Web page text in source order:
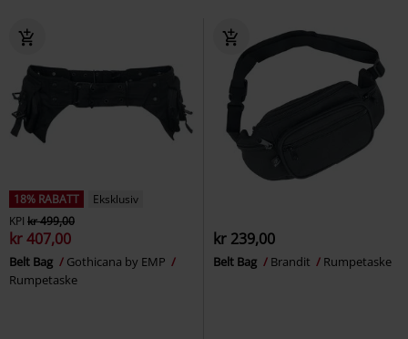
18% RABATT
Eksklusiv
KPI kr 499,00
kr 407,00
Belt Bag
Gothicana by EMP
Rumpetaske
kr 239,00
Belt Bag Brandit Rumpetaske